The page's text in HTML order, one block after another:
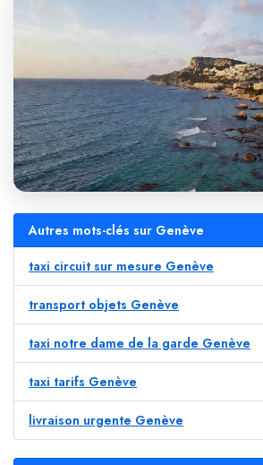
Autres mots-clés sur Genève
taxi circuit sur mesure Genève
transport objets Genève
taxi notre dame de la garde Genève
taxi tarifs Genève
livraison urgente Genève